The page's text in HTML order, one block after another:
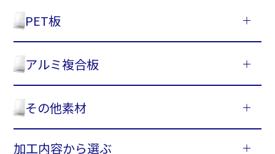
PET板
アルミ複合板
その他素材
加工内容から選ぶ